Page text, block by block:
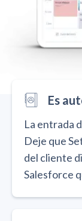
Es
La entrada
Deje que
del cliente
Salesforce